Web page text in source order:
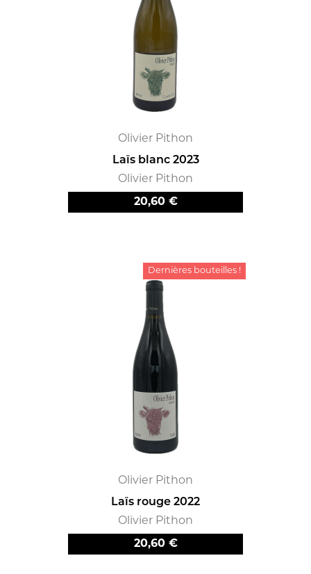
Olivier Pithon
Laïs blanc 2023
Olivier Pithon
Prix
20,60 €
Olivier Pithon
Laïs rouge 2022
Olivier Pithon
Prix
20,60 €
Dernières bouteilles !